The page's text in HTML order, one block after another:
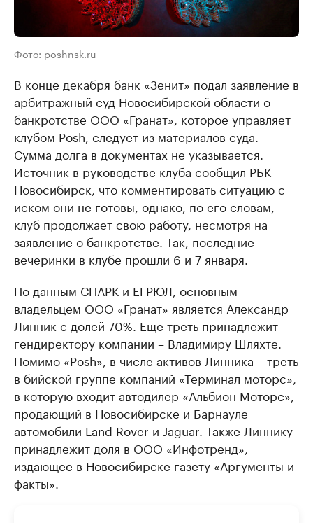
Фото: poshnsk.ru
В конце декабря банк «Зенит» подал заявление в
арбитражный суд Новосибирской области о
банкротстве ООО «Гранат», которое управляет
клубом Posh, следует из материалов суда.
Сумма долга в документах не указывается.
Источник в руководстве клуба сообщил РБК
Новосибирск, что комментировать ситуацию с
иском они не готовы, однако, по его словам,
клуб продолжает свою работу, несмотря на
заявление о банкротстве. Так, последние
вечеринки в клубе прошли 6 и 7 января.
По данным СПАРК и ЕГРЮЛ, основным
владельцем ООО «Гранат» является Александр
Линник с долей 70%. Еще треть принадлежит
гендиректору компании – Владимиру Шляхте.
Помимо «Posh», в числе активов Линника – треть
в бийской группе компаний «Терминал моторс»,
в которую входит автодилер «Альбион Моторс»,
продающий в Новосибирске и Барнауле
автомобили Land Rover и Jaguar. Также Линнику
принадлежит доля в ООО «Инфотренд»,
издающее в Новосибирске газету «Аргументы и
факты».